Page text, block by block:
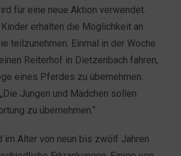
für eine neue Aktion verwendet.
erhalten die Möglichkeit an
teilzunehmen. Einmal in der Woche
Reiterhof in Dietzenbach fahren,
eines Pferdes zu übernehmen.
Jungen und Mädchen sollen
zu übernehmen.“
im Alter von neun bis zwölf Jahren